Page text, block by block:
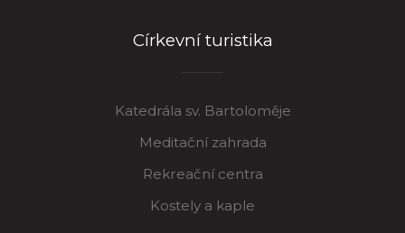
Církevní turistika
Katedrála sv. Bartoloměje
Meditační zahrada
Rekreační centra
Kostely a kaple